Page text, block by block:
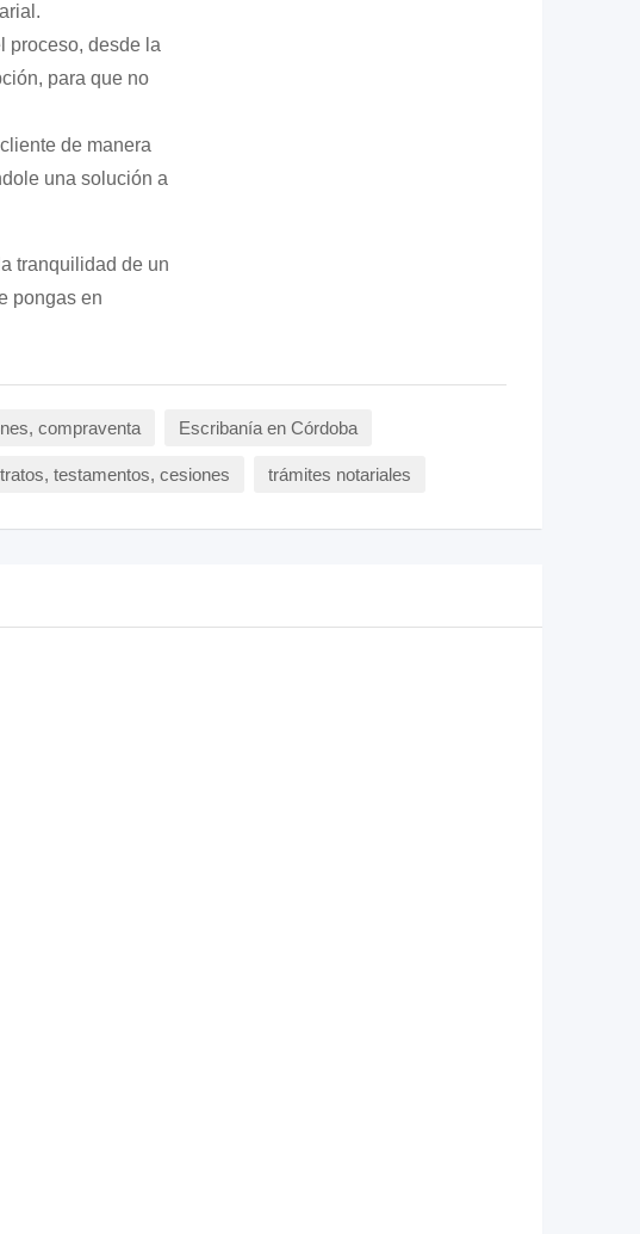
proceso, desde la
para que no
de manera
una solución a
tranquilidad de un
pongas en
compraventa Escribanía en Córdoba
testamentos, cesiones trámites notariales